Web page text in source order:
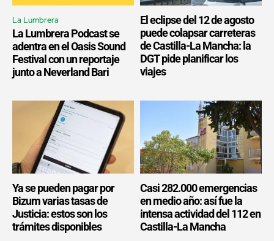
La Lumbrera
La Lumbrera Podcast se
adentra en el Oasis Sound
Festival con un reportaje
junto a Neverland Bari
El eclipse del 12 de agosto
puede colapsar carreteras
de Castilla-La Mancha: la
DGT pide planificar los
viajes
Ya se pueden pagar por
Bizum varias tasas de
Justicia: estos son los
trámites disponibles
Casi 282.000 emergencias
en medio año: así fue la
intensa actividad del 112 en
Castilla-La Mancha